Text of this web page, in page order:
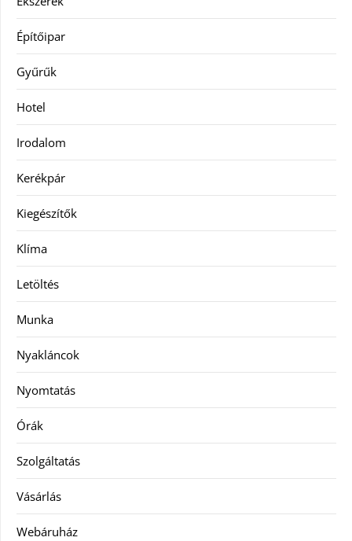
Építőipar
Gyűrűk
Hotel
Irodalom
Kerékpár
Kiegészítők
Klíma
Letöltés
Munka
Nyakláncok
Nyomtatás
Órák
Szolgáltatás
Vásárlás
Webáruház